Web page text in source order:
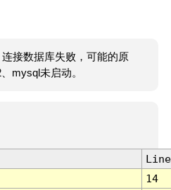
接数据库失败，可能的原
mysql未启动。
Line
14